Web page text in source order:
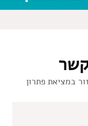
במציאת פתרון